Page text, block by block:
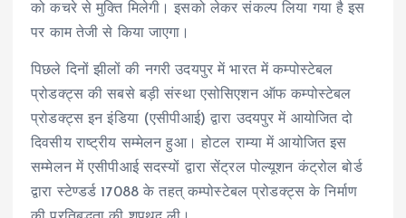
को कचरे से मुक्ति मिलेगी। इसको लेकर संकल्प लिया गया है इस
पर काम तेजी से किया जाएगा।
पिछले दिनों झीलों की नगरी उदयपुर में भारत में कम्पोस्टेबल
प्रोडक्ट्स की सबसे बड़ी संस्था एसोसिएशन ऑफ कम्पोस्टेबल
प्रोडक्ट्स इन इंडिया (एसीपीआई) द्वारा उदयपुर में आयोजित दो
दिवसीय राष्ट्रीय सम्मेलन हुआ। होटल राम्या में आयोजित इस
सम्मेलन में एसीपीआई सदस्यों द्वारा सेंट्रल पोल्यूशन कंट्रोल बोर्ड
द्वारा स्टेण्डर्ड 17088 के तहत् कम्पोस्टेबल प्रोडक्ट्स के निर्माण